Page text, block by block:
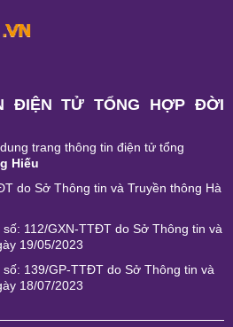
ĐIỆN TỬ TỔNG HỢP ĐỜI
trang thông tin điện tử tổng
Hiếu
do Sở Thông tin và Truyền thông Hà
112/GXN-TTĐT do Sở Thông tin và
19/05/2023
139/GP-TTĐT do Sở Thông tin và
18/07/2023